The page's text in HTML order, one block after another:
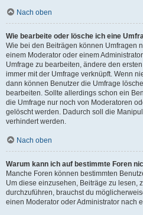
Nach oben
Wie bearbeite oder lösche ich eine
Wie bei den Beiträgen können Umfragen
einem Moderator oder einem
Umfrage zu bearbeiten, ändere den
immer mit der Umfrage verknüpft. Wenn
dann können Benutzer die Umfrage
bearbeiten. Sollte allerdings schon ein
die Umfrage nur noch von Moderatoren
gelöscht werden. Dadurch soll die
verhindert werden.
Nach oben
Warum kann ich auf bestimmte Foren
Manche Foren können bestimmten
Um diese einzusehen, Beiträge zu lesen,
durchzuführen, brauchst du
einen Moderator oder Administrator nach